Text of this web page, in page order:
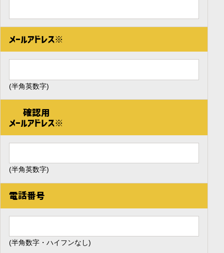
メールアドレス※
(半角英数字)
確認用
メールアドレス※
(半角英数字)
電話番号
(半角数字・ハイフンなし)